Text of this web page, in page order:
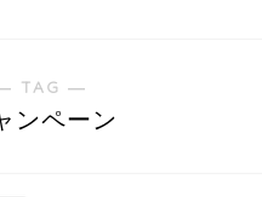
TAG ―
ンペーン